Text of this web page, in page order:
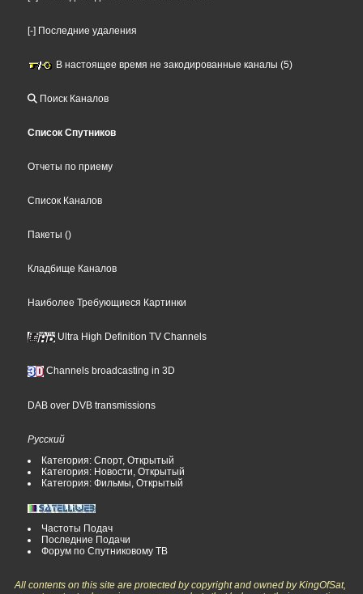
[-] Последние удаления
В настоящее время не закодированные каналы (5)
Поиск Каналов
Список Спутников
Отчеты по приему
Список Каналов
Пакеты ()
Кладбище Каналов
Наиболее Требующиеся Картинки
Ultra High Definition TV Channels
Channels broadcasting in 3D
DAB over DVB transmissions
Русский
Категория: Спорт, Открытый
Категория: Новости, Открытый
Категория: Фильмы, Открытый
Частоты Подач
Последние Подачи
Форум по Спутниковому ТВ
All contents on this site are protected by copyright and owned by KingOfSat,